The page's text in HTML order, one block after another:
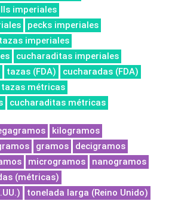
imperiales
pecks imperiales
tazas imperiales
cucharaditas imperiales
tazas (FDA)
cucharadas (FDA)
tazas métricas
cucharaditas métricas
kilogramos
gramos
decigramos
microgramos
nanogramos
(métricas)
tonelada larga (Reino Unido)